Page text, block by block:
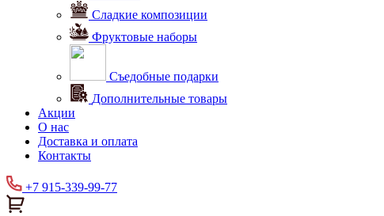
Сладкие композиции
Фруктовые наборы
Съедобные подарки
Дополнительные товары
Акции
О нас
Доставка и оплата
Контакты
+7 915-339-99-77